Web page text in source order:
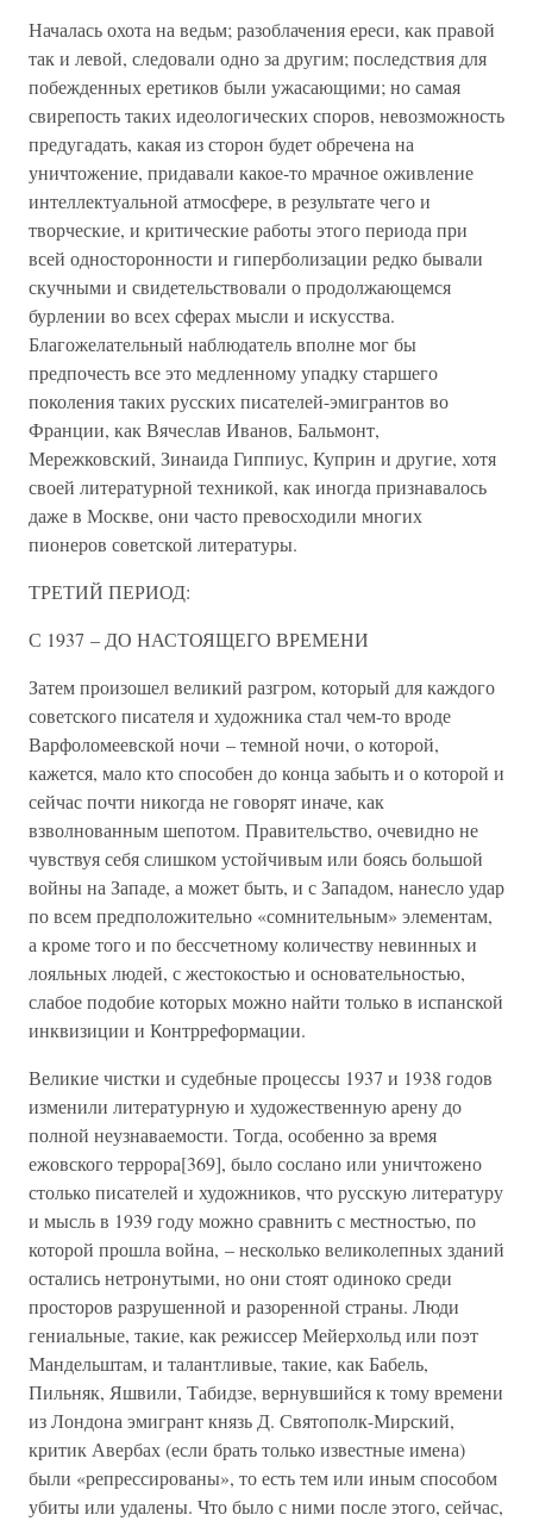
Началась охота на ведьм; разоблачения ереси, как правой
так и левой, следовали одно за другим; последствия для
побежденных еретиков были ужасающими; но самая
свирепость таких идеологических споров, невозможность
предугадать, какая из сторон будет обречена на
уничтожение, придавали какое-то мрачное оживление
интеллектуальной атмосфере, в результате чего и
творческие, и критические работы этого периода при
всей односторонности и гиперболизации редко бывали
скучными и свидетельствовали о продолжающемся
бурлении во всех сферах мысли и искусства.
Благожелательный наблюдатель вполне мог бы
предпочесть все это медленному упадку старшего
поколения таких русских писателей-эмигрантов во
Франции, как Вячеслав Иванов, Бальмонт,
Мережковский, Зинаида Гиппиус, Куприн и другие, хотя
своей литературной техникой, как иногда признавалось
даже в Москве, они часто превосходили многих
пионеров советской литературы.
ТРЕТИЙ ПЕРИОД:
С 1937 – ДО НАСТОЯЩЕГО ВРЕМЕНИ
Затем произошел великий разгром, который для каждого
советского писателя и художника стал чем-то вроде
Варфоломеевской ночи – темной ночи, о которой,
кажется, мало кто способен до конца забыть и о которой и
сейчас почти никогда не говорят иначе, как
взволнованным шепотом. Правительство, очевидно не
чувствуя себя слишком устойчивым или боясь большой
войны на Западе, а может быть, и с Западом, нанесло удар
по всем предположительно «сомнительным» элементам,
а кроме того и по бессчетному количеству невинных и
лояльных людей, с жестокостью и основательностью,
слабое подобие которых можно найти только в испанской
инквизиции и Контрреформации.
Великие чистки и судебные процессы 1937 и 1938 годов
изменили литературную и художественную арену до
полной неузнаваемости. Тогда, особенно за время
ежовского террора[369], было сослано или уничтожено
столько писателей и художников, что русскую литературу
и мысль в 1939 году можно сравнить с местностью, по
которой прошла война, – несколько великолепных зданий
остались нетронутыми, но они стоят одиноко среди
просторов разрушенной и разоренной страны. Люди
гениальные, такие, как режиссер Мейерхольд или поэт
Мандельштам, и талантливые, такие, как Бабель,
Пильняк, Яшвили, Табидзе, вернувшийся к тому времени
из Лондона эмигрант князь Д. Святополк-Мирский,
критик Авербах (если брать только известные имена)
были «репрессированы», то есть тем или иным способом
убиты или удалены. Что было с ними после этого, сейчас,